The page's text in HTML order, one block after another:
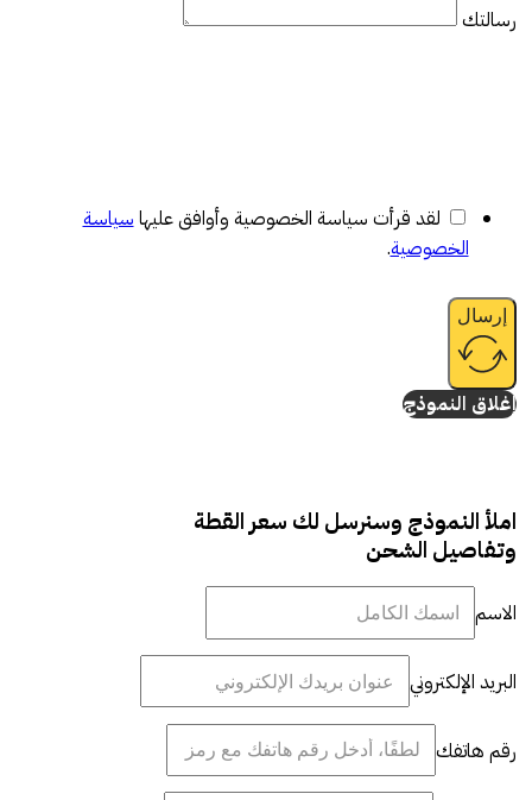
رسالتك
لقد قرأت سياسة الخصوصية وأوافق عليها سياسة
الخصوصية.
إرسال
إغلاق النموذج
املأ النموذج وسنرسل لك سعر القطة
وتفاصيل الشحن
الاسم
البريد الإلكتروني
رقم هاتفك